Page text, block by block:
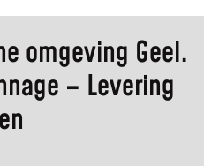
omgeving Geel.
– Levering